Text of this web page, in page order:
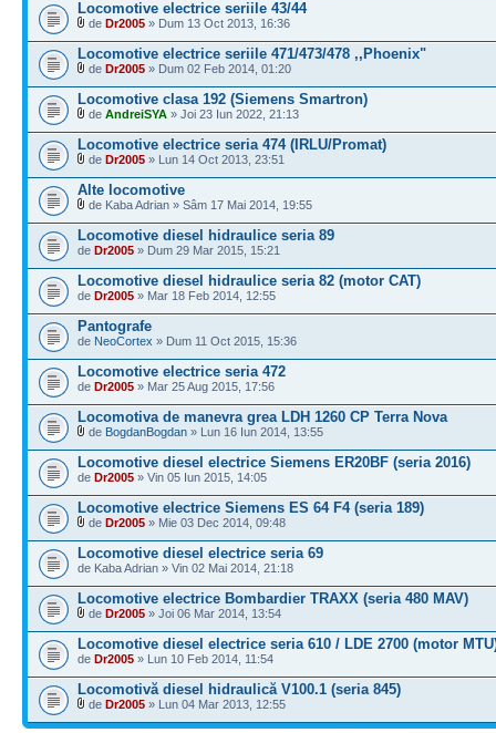
Locomotive electrice seriile 43/44
de Dr2005 » Dum 13 Oct 2013, 16:36
Locomotive electrice seriile 471/473/478 ,,Phoenix"
de Dr2005 » Dum 02 Feb 2014, 01:20
Locomotive clasa 192 (Siemens Smartron)
de AndreiSYA » Joi 23 Iun 2022, 21:13
Locomotive electrice seria 474 (IRLU/Promat)
de Dr2005 » Lun 14 Oct 2013, 23:51
Alte locomotive
de Kaba Adrian » Sâm 17 Mai 2014, 19:55
Locomotive diesel hidraulice seria 89
de Dr2005 » Dum 29 Mar 2015, 15:21
Locomotive diesel hidraulice seria 82 (motor CAT)
de Dr2005 » Mar 18 Feb 2014, 12:55
Pantografe
de NeoCortex » Dum 11 Oct 2015, 15:36
Locomotive electrice seria 472
de Dr2005 » Mar 25 Aug 2015, 17:56
Locomotiva de manevra grea LDH 1260 CP Terra Nova
de BogdanBogdan » Lun 16 Iun 2014, 13:55
Locomotive diesel electrice Siemens ER20BF (seria 2016)
de Dr2005 » Vin 05 Iun 2015, 14:05
Locomotive electrice Siemens ES 64 F4 (seria 189)
de Dr2005 » Mie 03 Dec 2014, 09:48
Locomotive diesel electrice seria 69
de Kaba Adrian » Vin 02 Mai 2014, 21:18
Locomotive electrice Bombardier TRAXX (seria 480 MAV)
de Dr2005 » Joi 06 Mar 2014, 13:54
Locomotive diesel electrice seria 610 / LDE 2700 (motor
de Dr2005 » Lun 10 Feb 2014, 11:54
Locomotivă diesel hidraulică V100.1 (seria 845)
de Dr2005 » Lun 04 Mar 2013, 12:55